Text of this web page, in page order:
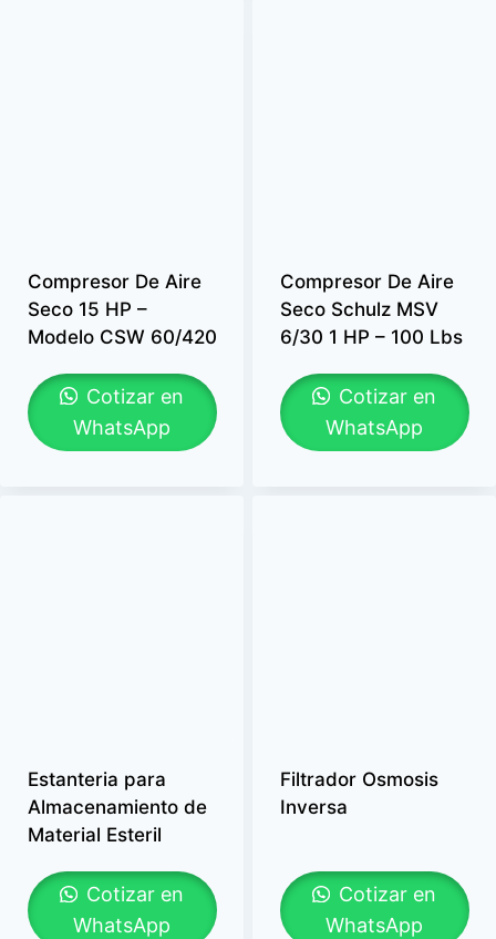
Compresor De Aire
Seco 15 HP –
Modelo CSW 60/420
Cotizar en
WhatsApp
Compresor De Aire
Seco Schulz MSV
6/30 1 HP – 100 Lbs
Cotizar en
WhatsApp
Estanteria para
Almacenamiento de
Material Esteril
Cotizar en
WhatsApp
Filtrador Osmosis
Inversa
Cotizar en
WhatsApp